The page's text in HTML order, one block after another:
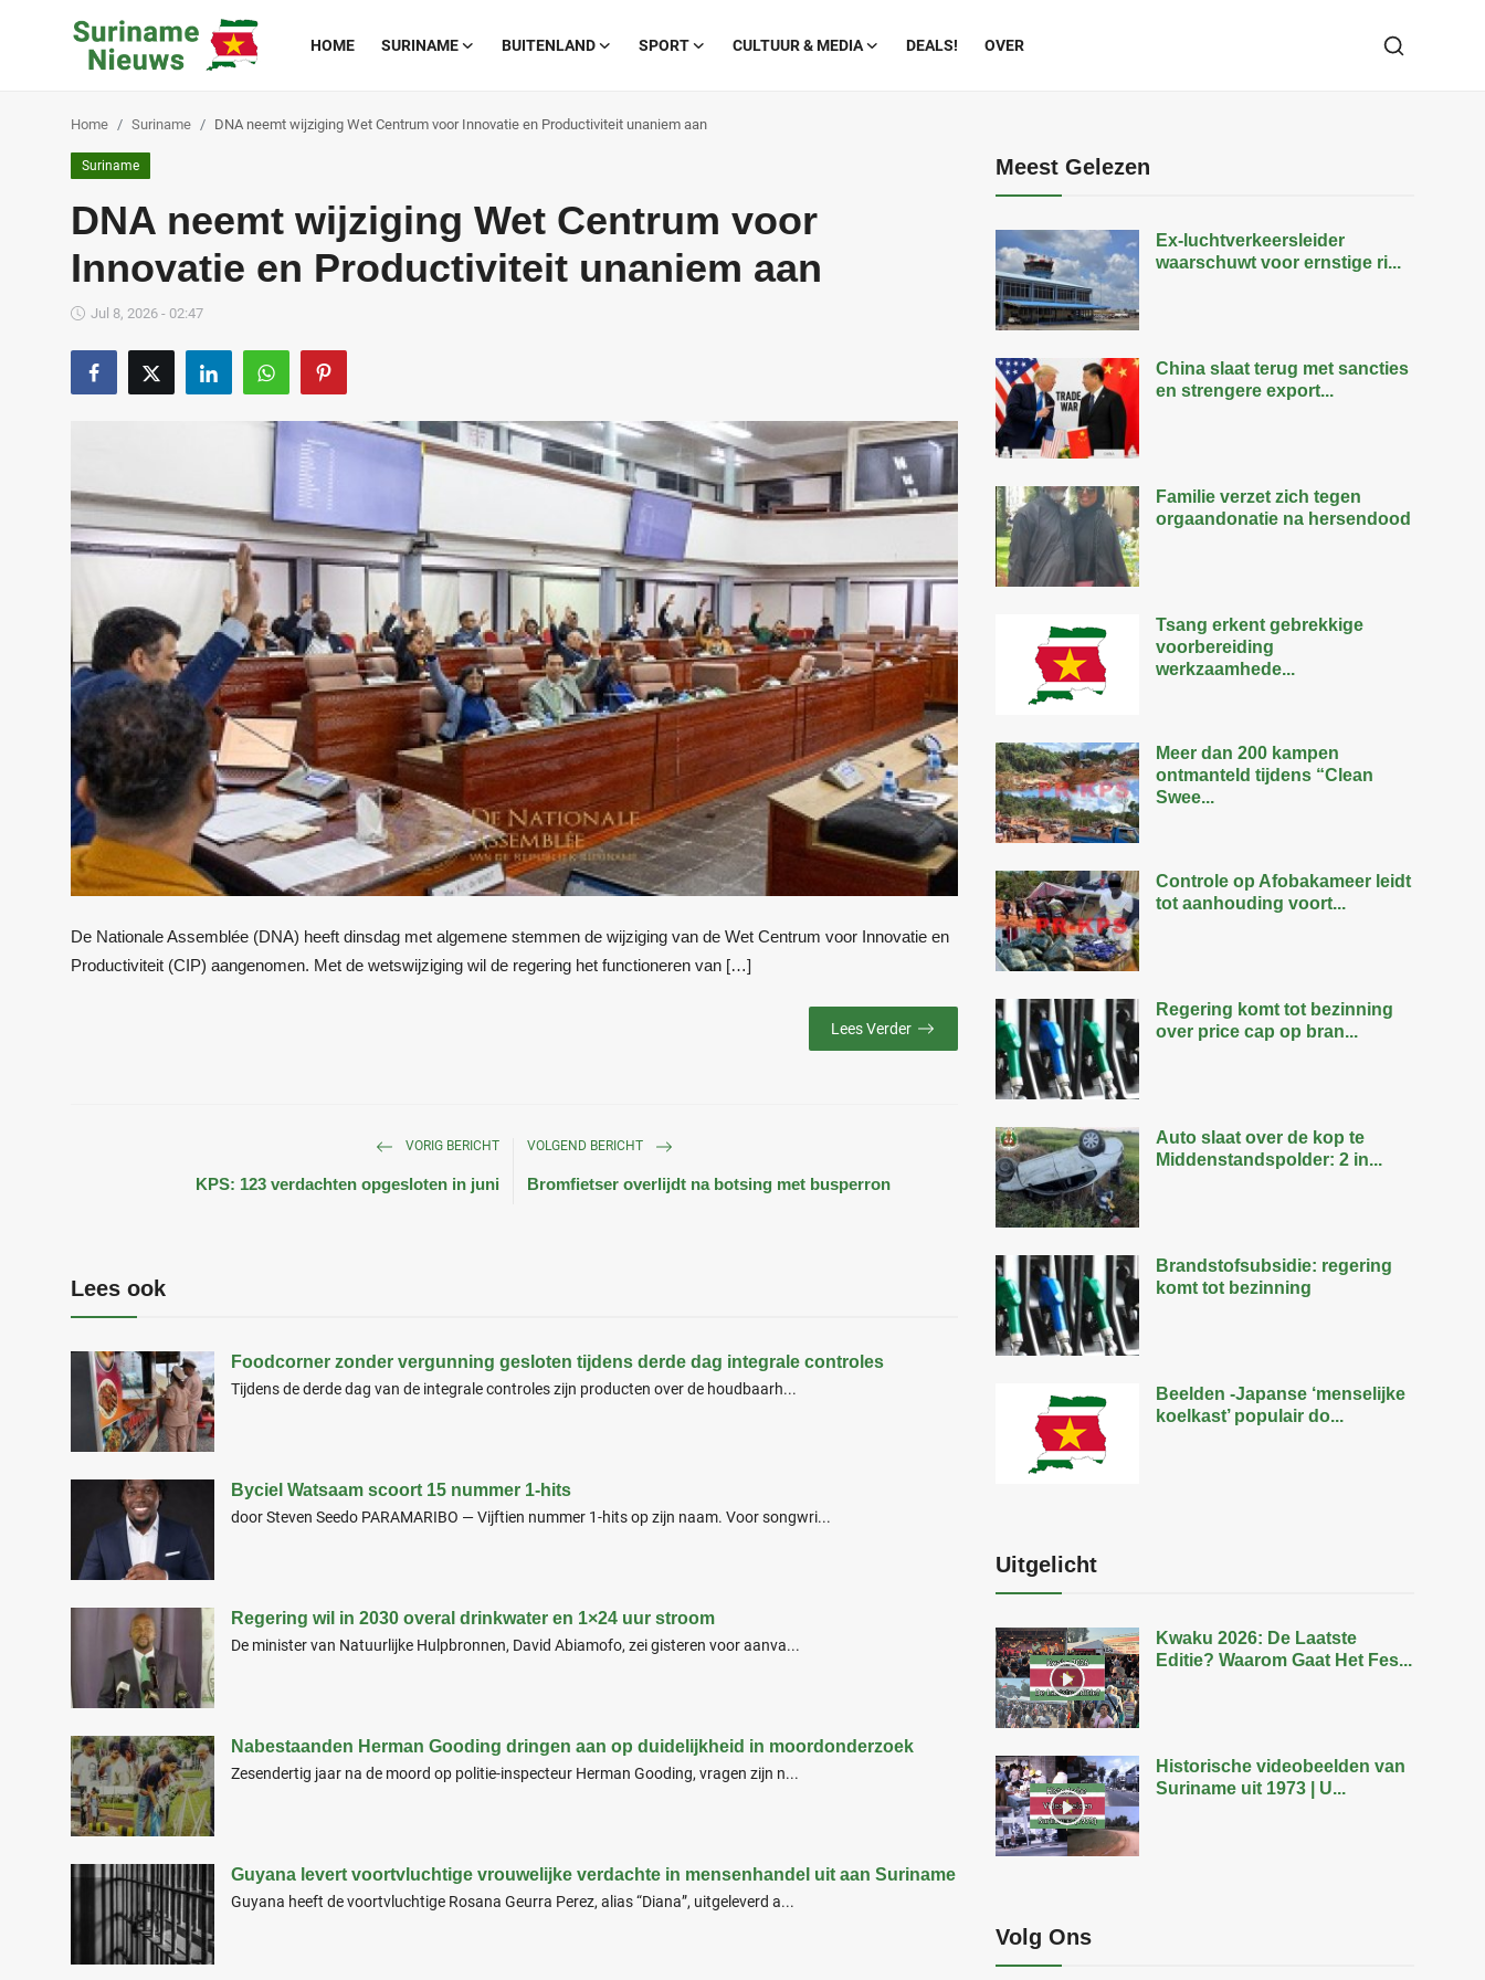
HOME SURINAME BUITENLAND SPORT CULTUUR & MEDIA DEALS! OVER
Buitenland
Home Suriname DNA neemt wijziging Wet Centrum voor Innovatie en Productiviteit unaniem aan
Suriname
DNA neemt wijziging Wet Centrum voor
Innovatie en Productiviteit unaniem aan
Jul 8, 2026 - 02:47
De Nationale Assemblée (DNA) heeft dinsdag met algemene stemmen de wijziging van de Wet Centrum voor Innovatie en
Productiviteit (CIP) aangenomen. Met de wetswijziging wil de regering het functioneren van […]
Lees Verder
VORIG BERICHT
KPS: 123 verdachten opgesloten in juni
VOLGEND BERICHT
Bromfietser overlijdt na botsing met busperron
Lees ook
Foodcorner zonder vergunning gesloten tijdens derde dag integrale controles
Tijdens de derde dag van de integrale controles zijn producten over de houdbaarh...
Byciel Watsaam scoort 15 nummer 1-hits
door Steven Seedo PARAMARIBO — Vijftien nummer 1-hits op zijn naam. Voor songwri...
Regering wil in 2030 overal drinkwater en 1×24 uur stroom
De minister van Natuurlijke Hulpbronnen, David Abiamofo, zei gisteren voor aanva...
Nabestaanden Herman Gooding dringen aan op duidelijkheid in moordonderzoek
Zesendertig jaar na de moord op politie-inspecteur Herman Gooding, vragen zijn n...
Guyana levert voortvluchtige vrouwelijke verdachte in mensenhandel uit aan Suriname
Guyana heeft de voortvluchtige Rosana Geurra Perez, alias “Diana”, uitgeleverd a...
Meest Gelezen
Ex-luchtverkeersleider
waarschuwt voor ernstige ri...
China slaat terug met sancties
en strengere export...
Familie verzet zich tegen
orgaandonatie na hersendood
Tsang erkent gebrekkige
voorbereiding
werkzaamhede...
Meer dan 200 kampen
ontmanteld tijdens “Clean
Swee...
Controle op Afobakameer leidt
tot aanhouding voort...
Regering komt tot bezinning
over price cap op bran...
Auto slaat over de kop te
Middenstandspolder: 2 in...
Brandstofsubsidie: regering
komt tot bezinning
Beelden -Japanse ‘menselijke
koelkast’ populair do...
Uitgelicht
Kwaku 2026: De Laatste
Editie? Waarom Gaat Het Fes...
Historische videobeelden van
Suriname uit 1973 | U...
Volg Ons